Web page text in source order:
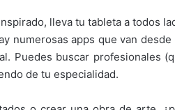
lleva tu tableta a todos
numerosas apps que van
Puedes buscar profesionales
de tu especialidad.